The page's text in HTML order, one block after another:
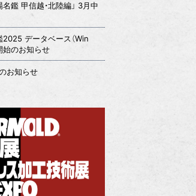
名鑑 甲信越・北陸編」 3月中
2025 データベース（Win
始のお知らせ
お知らせ